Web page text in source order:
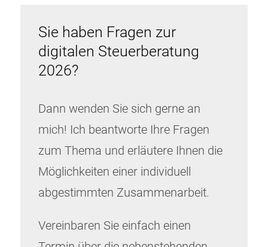
Sie haben Fragen zur
digitalen Steuerberatung
2026?
Dann wenden Sie sich gerne an
mich! Ich beantworte Ihre Fragen
zum Thema und erläutere Ihnen die
Möglichkeiten einer individuell
abgestimmten Zusammenarbeit.
Vereinbaren Sie einfach einen